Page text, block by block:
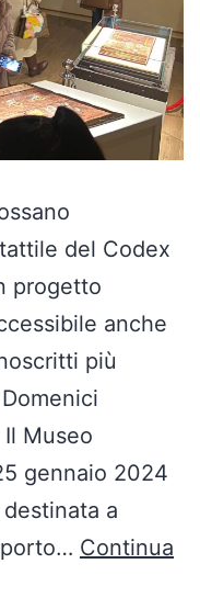
del Codex
progetto
anche
più
Museo
gennaio 2024
a
Continua